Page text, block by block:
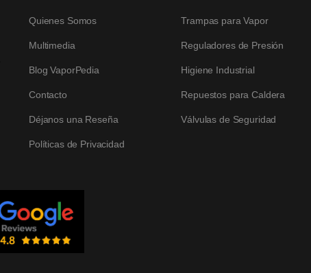
Quienes Somos
Multimedia
Blog VaporPedia
Contacto
Déjanos una Reseña
Políticas de Privacidad
Trampas para Vapor
Reguladores de Presión
Higiene Industrial
Repuestos para Caldera
Válvulas de Seguridad